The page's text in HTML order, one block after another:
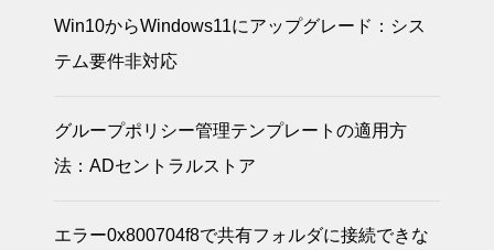
2025.01.04
パソコンCドライ
起動できないエ
Win10からWindows11にアップグレード：シス
テム要件非対応
グループポリシー管理テンプレートの適用方
法：ADセントラルストア
エラー0x800704f8で共有フォルダに接続できな